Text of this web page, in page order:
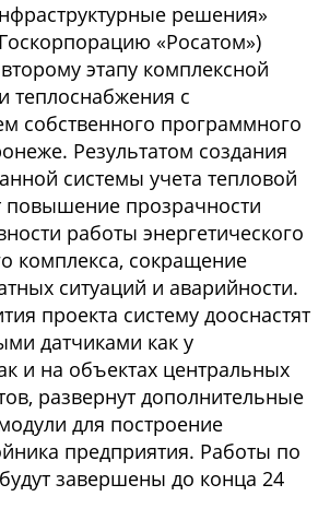
решения»
«Росатом»)
этапу комплексной
теплоснабжения с
собственного программного
Результатом создания
системы учета тепловой
повышение прозрачности
работы энергетического
комплекса, сокращение
ситуаций и аварийности.
проекта систему дооснастят
датчиками как у
и на объектах центральных
развернут дополнительные
для построение
предприятия. Работы по
завершены до конца 24